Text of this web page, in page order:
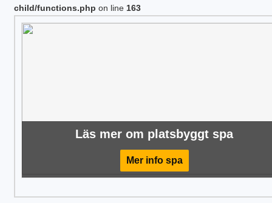
child/functions.php on line 163
Läs mer om platsbyggt spa
Mer info spa